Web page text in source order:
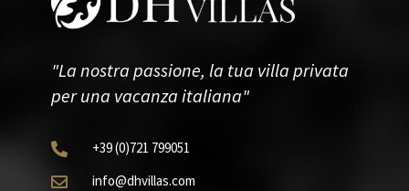
"La nostra passione, la tua villa privata
per una vacanza italiana"
 +39(0)721 799051
 info@dhvillas.com